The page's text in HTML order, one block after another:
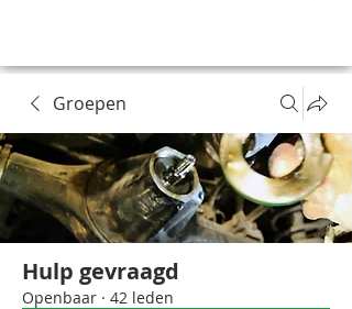
Groepen
Hulp gevraagd
Openbaar · 42 leden